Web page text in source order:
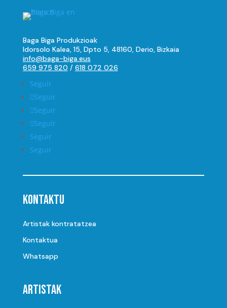
Baga Biga Produkzioak
Idorsolo Kalea, 15, Dpto 5, 48160, Derio, Bizkaia
info@baga-biga.eus
659 975 820 / 618 072 026
Seguir
Seguir
Seguir
Seguir
Seguir
Seguir
Kontaktu
Artistak kontratatzea
Kontaktua
Whatsapp
Artistak